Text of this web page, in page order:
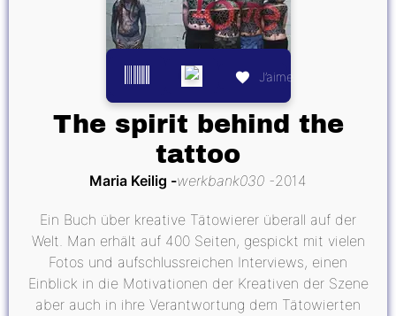
J’aime
The spirit behind the
tattoo
Maria Keilig werkbank030 2014
Ein Buch über kreative Tätowierer überall auf der
Welt. Man erhält auf 400 Seiten, gespickt mit vielen
Fotos und aufschlussreichen Interviews, einen
Einblick in die Motivationen der Kreativen der Szene
aber auch in ihre Verantwortung dem Tätowierten